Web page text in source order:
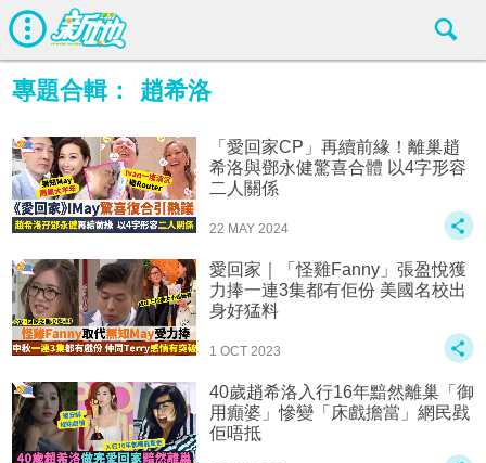
專題合輯： 趙希洛
「愛回家CP」再續前緣！離巢趙
希洛與鄧永健驚喜合體 以4字形容
二人關係
22 MAY 2024
愛回家｜「怪雞Fanny」張盈悅獲
力捧一連3集都有佢份 美國名校出
身好猛料
1 OCT 2023
40歲趙希洛入行16年黯然離巢「御
用癲婆」慘變「床戲擔當」網民戥
佢唔抵